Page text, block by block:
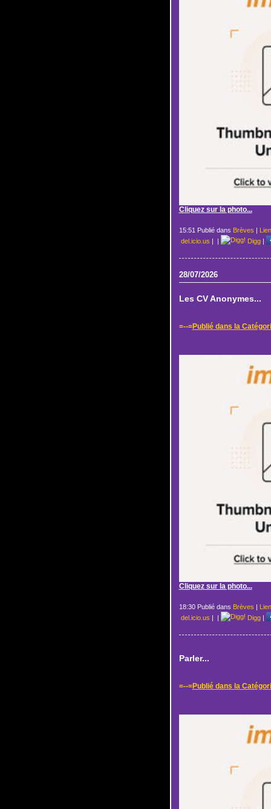
Cliquez sur la photo...
15:51 Publié dans Brèves |
del.icio.us | | Digg|
28/07/2026
Les CV Anonymes...
=--=Publié dans la
Cliquez sur la photo...
18:30 Publié dans Brèves |
del.icio.us | | Digg|
Parler...
=--=Publié dans la